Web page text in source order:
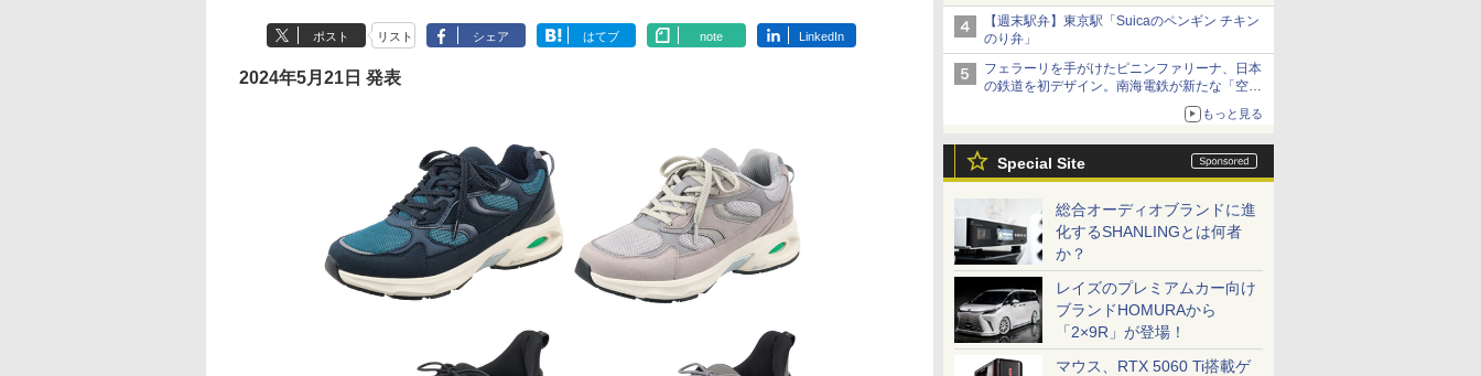
回は料金調整を実施
【週末駅弁】東京駅「Suicaのペンギン チキン
のり弁」
フェラーリを手がけたピニンファリーナ、日本
の鉄道を初デザイン。南海電鉄が新たな「空港
もっと見る
Special Site
総合オーディオブランドに進
化するSHANLINGとは何者
か？
レイズのプレミアムカー向け
ブランドHOMURAから
「2×9R」が登場！
マウス、RTX 5060 Ti搭載ゲ
ポスト リスト シェア はてブ note LinkedIn
2024年5月21日 発表